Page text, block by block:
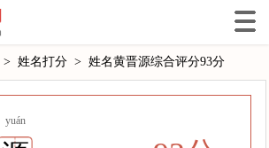
> 姓名打分 > 姓名黄晋源综合评分93分
yuán